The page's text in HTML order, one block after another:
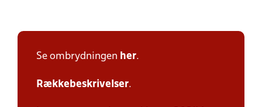
Se ombrydningen her.
Rækkebeskrivelser.